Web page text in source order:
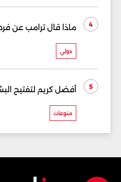
4 ماذا قال ترامب عن
دولي
5 أفضل كريم لتفتيح
منوعات